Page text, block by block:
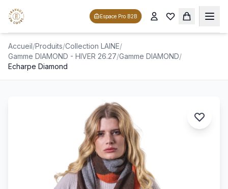
Espace Pro B2B
Accueil/Produits/Collection LAINE/
Gamme DIAMOND - HIVER 26.27/Gamme DIAMOND/
Echarpe Diamond